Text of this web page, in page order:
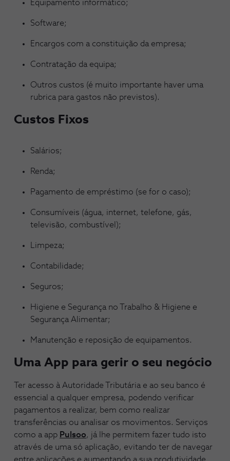
Equipamento informático;
Software;
Encargos com a constituição da empresa;
Contratação da equipa;
Outros custos (é muito importante haver uma
rubrica para gastos não previstos).
Custos Fixos
Salários;
Renda;
Pagamento de empréstimo (se for o caso);
Consumíveis (água, internet, telefone, gás,
televisão, combustível);
Limpeza;
Contabilidade;
Seguros;
Higiene e Segurança no Trabalho & Higiene e
Segurança Alimentar;
Manutenção e reposição de equipamentos.
Uma App para gerir o seu negócio
Ter acesso à Autoridade Tributária e ao seu banco é
essencial a qualquer empresa, podendo verificar
pagamentos a realizar, bem como realizar
transferências ou analisar os movimentos. Serviços
como a app Pulsoo, já lhe permitem fazer tudo isto
através de uma só aplicação, evitando ter de navegar